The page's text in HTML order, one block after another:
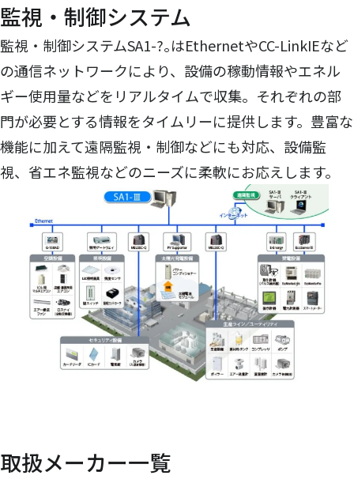
監視・制御システム
監視・制御システムSA1-?｡はEthernetやCC-LinkIEなど
の通信ネットワークにより、設備の稼動情報やエネル
ギー使用量などをリアルタイムで収集。それぞれの部
門が必要とする情報をタイムリーに提供します。豊富な
機能に加えて遠隔監視・制御などにも対応、設備監
視、省エネ監視などのニーズに柔軟にお応えします。
取扱メーカー一覧